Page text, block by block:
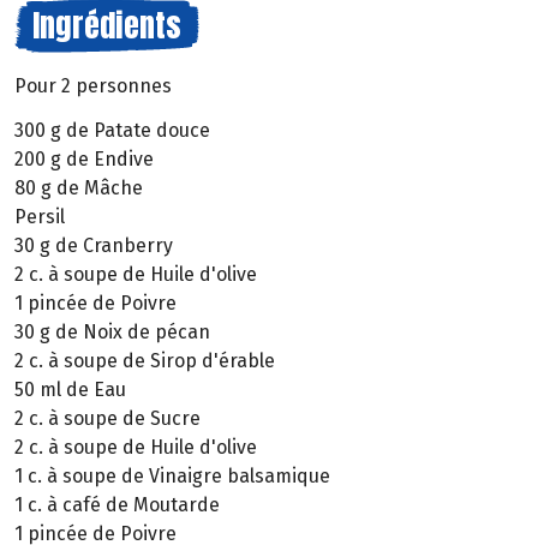
Ingrédients
Pour 2 personnes
300 g de Patate douce
200 g de Endive
80 g de Mâche
Persil
30 g de Cranberry
2 c. à soupe de Huile d'olive
1 pincée de Poivre
30 g de Noix de pécan
2 c. à soupe de Sirop d'érable
50 ml de Eau
2 c. à soupe de Sucre
2 c. à soupe de Huile d'olive
1 c. à soupe de Vinaigre balsamique
1 c. à café de Moutarde
1 pincée de Poivre